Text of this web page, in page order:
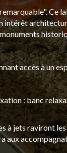
Ce
intérêt
accès à un
: banc
à jets raviront les
aux